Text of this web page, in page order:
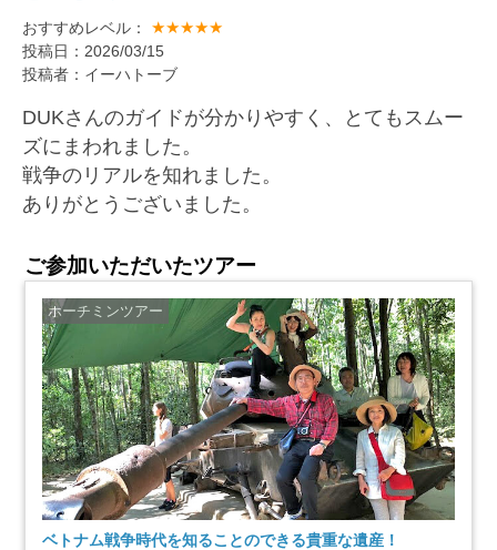
おすすめレベル： ★★★★★
投稿日：2026/03/15
投稿者：イーハトーブ
DUKさんのガイドが分かりやすく、とてもスムー
ズにまわれました。
戦争のリアルを知れました。
ありがとうございました。
ご参加いただいたツアー
ホーチミンツアー
ベトナム戦争時代を知ることのできる貴重な遺産！